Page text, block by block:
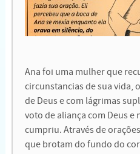
Ana foi uma mulher que
circunstancias de sua vida,
de Deus e com lágrimas
voto de aliança com Deus
cumpriu. Através de
que brotam do fundo do